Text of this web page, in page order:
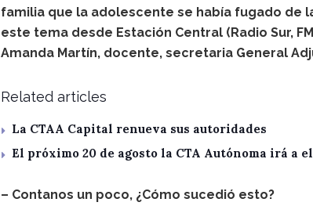
familia que la adolescente se había fugado de
este tema desde Estación Central (Radio Sur,
Amanda Martín, docente, secretaria General
Related articles
La CTAA Capital renueva sus autoridades
El próximo 20 de agosto la CTA Autónoma irá a
– Contanos un poco, ¿Cómo sucedió esto?